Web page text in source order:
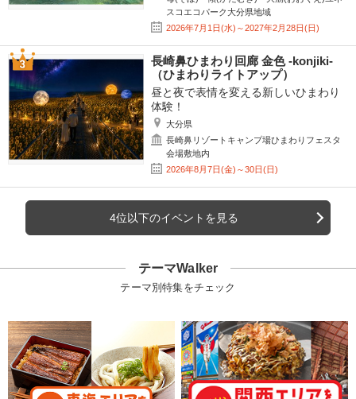
スコエコパーク大分県地域
2026年7月1日(水)～2027年2月28日(日)
長崎鼻ひまわり回廊 金色 -konjiki-
（ひまわりライトアップ）
昼と夜で表情を変える新しいひまわり
体験！
大分県
長崎鼻リゾートキャンプ場ひまわりフェスタ
会場敷地内
2026年8月7日(金)～30日(日)
4位以下のイベントを見る
テーマWalker
テーマ別特集をチェック